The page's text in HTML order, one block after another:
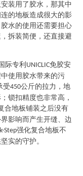
装用了胶水，那其中
的地板造成很大的影
水的使用还需要担心
拆装简便，还直接避
际专利 UNICLIC免胶安
使用胶水带来的污
受450公斤的拉力，地
锁扣精度也非常高，
合地板铺装之后没有
影响而产生开缝、边
Step强化复合地板不
实的守护。